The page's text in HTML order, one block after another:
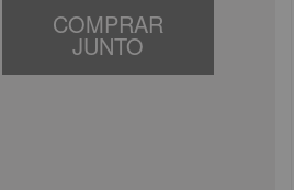
COMPRAR
JUNTO